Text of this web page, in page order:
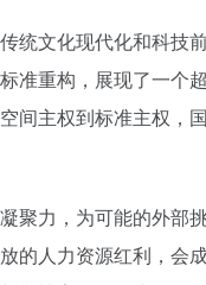
统文化现代化和科技
准重构，展现了一个
间主权到标准主权，
聚力，为可能的外部
的人力资源红利，会